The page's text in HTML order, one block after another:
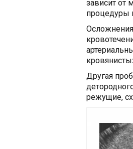
зависит от
процедуры
Другая
режущие,